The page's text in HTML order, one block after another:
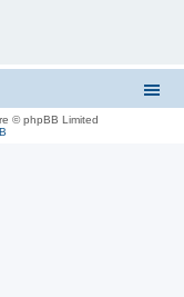
© phpBB Limited